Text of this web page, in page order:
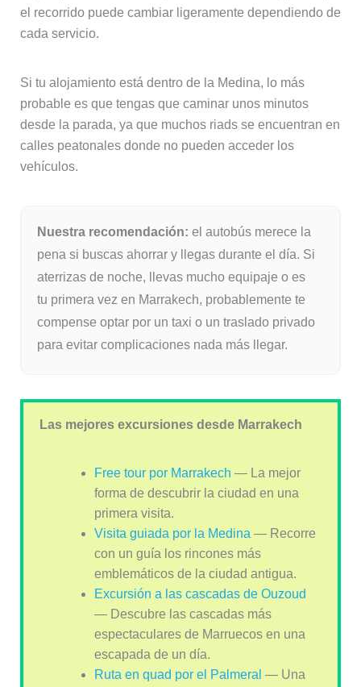
el recorrido puede cambiar ligeramente dependiendo de
cada servicio.
Si tu alojamiento está dentro de la Medina, lo más
probable es que tengas que caminar unos minutos
desde la parada, ya que muchos riads se encuentran en
calles peatonales donde no pueden acceder los
vehículos.
Nuestra recomendación: el autobús merece la
pena si buscas ahorrar y llegas durante el día. Si
aterrizas de noche, llevas mucho equipaje o es
tu primera vez en Marrakech, probablemente te
compense optar por un taxi o un traslado privado
para evitar complicaciones nada más llegar.
Las mejores excursiones desde Marrakech
Free tour por Marrakech — La mejor
forma de descubrir la ciudad en una
primera visita.
Visita guiada por la Medina — Recorre
con un guía los rincones más
emblemáticos de la ciudad antigua.
Excursión a las cascadas de Ouzoud
— Descubre las cascadas más
espectaculares de Marruecos en una
escapada de un día.
Ruta en quad por el Palmeral — Una